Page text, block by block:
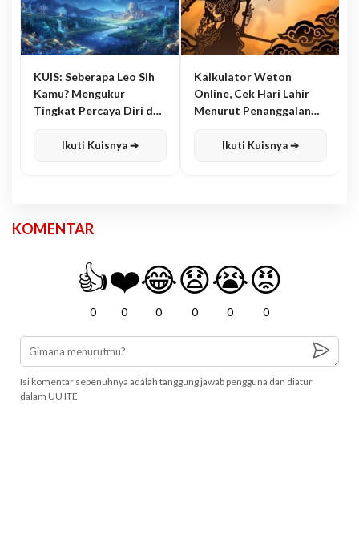
KUIS: Seberapa Leo Sih
Kamu? Mengukur
Tingkat Percaya Diri dan
Ikuti Kuisnya ➔
Kalkulator Weton
Online, Cek Hari Lahir
Menurut Penanggalan
Ikuti Kuisnya ➔
KOMENTAR
👍
0
❤️
0
😂
0
😧
0
😭
0
😡
0
Isi komentar sepenuhnya adalah tanggung jawab pengguna dan diatur
dalam UU ITE